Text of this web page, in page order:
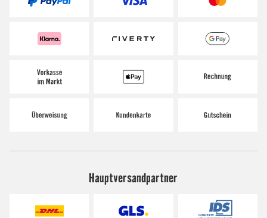
Hauptversandpartner